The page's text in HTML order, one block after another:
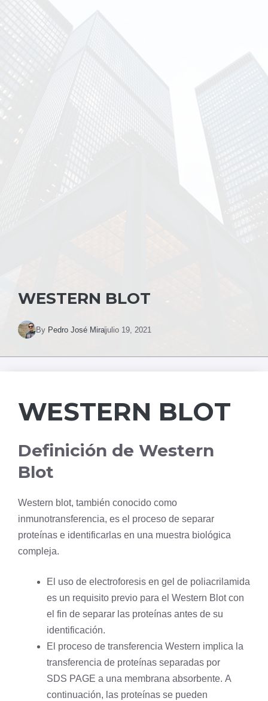
WESTERN BLOT
By Pedro José Mirajulio 19, 2021
WESTERN BLOT
Definición de Western
Blot
Western blot, también conocido como
inmunotransferencia, es el proceso de separar
proteínas e identificarlas en una muestra biológica
compleja.
El uso de electroforesis en gel de poliacrilamida
es un requisito previo para el Western Blot con
el fin de separar las proteínas antes de su
identificación.
El proceso de transferencia Western implica la
transferencia de proteínas separadas por
SDS PAGE a una membrana absorbente. A
continuación, las proteínas se pueden